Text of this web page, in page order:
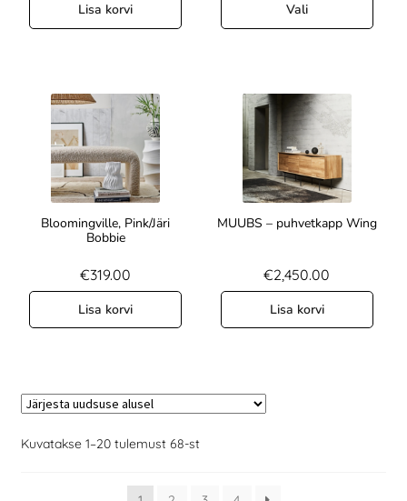
Lisa korvi Vali
Bloomingville, Pink/Järi
Bobbie
€319.00
Lisa korvi
MUUBS – puhvetkapp Wing
€2,450.00
Lisa korvi
Kuvatakse 1–20 tulemust 68-st